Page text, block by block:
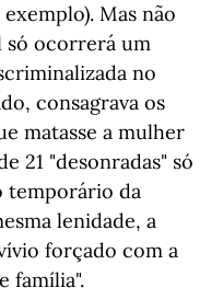
Mas não
só ocorrerá um
no
consagrava os
matasse a mulher
21 "desonradas" só
temporário da
lenidade, a
forçado com a
família".